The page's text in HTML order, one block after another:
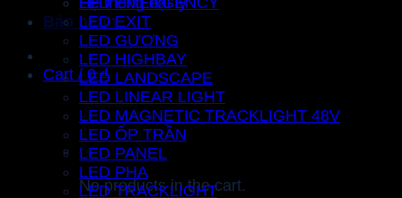
Bảo hành
Cart / 0₫
No products in the cart.
LED EXIT
LED GƯƠNG
LED HIGHBAY
LED LANDSCAPE
LED LINEAR LIGHT
LED MAGNETIC TRACKLIGHT 48V
LED ỐP TRẦN
LED PANEL
LED PHA
LED TRACKLIGHT